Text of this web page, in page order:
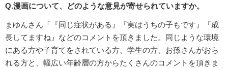
Q.漫画について、どのような意見が寄せられていますか。
まゆんさん「『同じ症状がある』『実はうちの子もです』『成
長してますね』などのコメントを頂きました。同じような環境
にある方や子育てをされている方、学生の方、お孫さんがおら
れる方と、幅広い年齢層の方からたくさんのコメントを頂きま